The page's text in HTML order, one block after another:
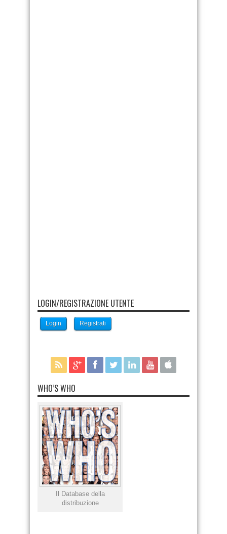
LOGIN/REGISTRAZIONE UTENTE
Login Registrati
WHO’S WHO
Il Database della
distribuzione